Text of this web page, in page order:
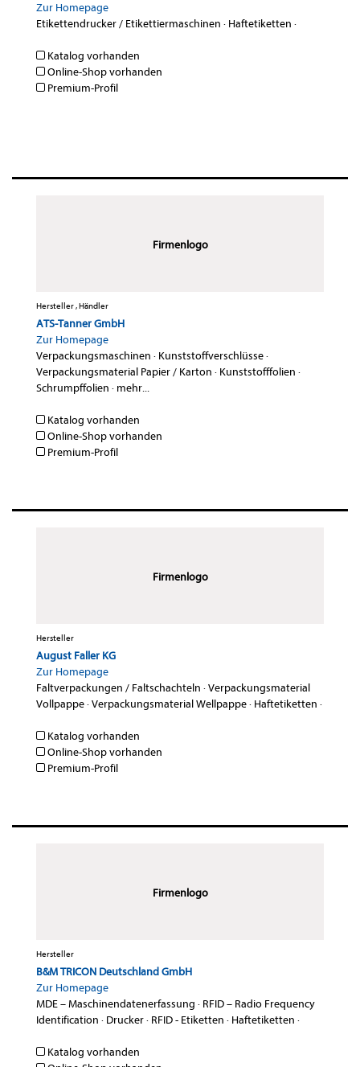
Zur Homepage
Etikettendrucker / Etikettiermaschinen · Haftetiketten ·
Katalog vorhanden
Online-Shop vorhanden
Premium-Profil
Firmenlogo
Hersteller , Händler
ATS-Tanner GmbH
Zur Homepage
Verpackungsmaschinen · Kunststoffverschlüsse·
Verpackungsmaterial Papier / Karton · Kunststofffolien ·
Schrumpffolien · mehr...
Katalog vorhanden
Online-Shop vorhanden
Premium-Profil
Firmenlogo
Hersteller
August Faller KG
Zur Homepage
Faltverpackungen / Faltschachteln ·Verpackungsmaterial
Vollpappe·Verpackungsmaterial Wellpappe· Haftetiketten ·
Katalog vorhanden
Online-Shop vorhanden
Premium-Profil
Firmenlogo
Hersteller
B&M TRICON Deutschland GmbH
Zur Homepage
MDE – Maschinendatenerfassung · RFID – Radio Frequency
Identification · Drucker· RFID - Etiketten · Haftetiketten ·
Katalog vorhanden